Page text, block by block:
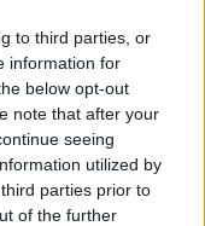
to third parties, or
information for
below opt-out
note that after your
seeing
utilized by
parties prior to
of the further